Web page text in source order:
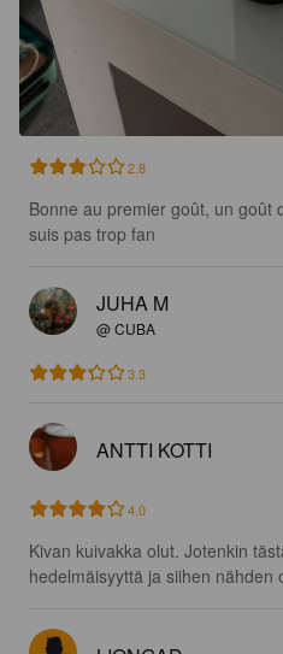
2.8
Bonne au premier goût, un goût
suis pas trop fan
JUHA M
@ CUBA
3.3
ANTTI KOTTI
4.0
Kivan kuivakka olut. Jotenkin
hedelmäisyyttä ja siihen nähden